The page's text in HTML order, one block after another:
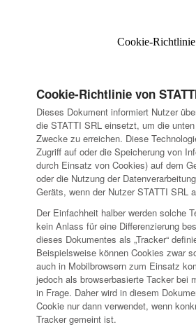
Cookie-Richtlinie
Cookie-Richtlinie von
Dieses Dokument informiert Nutzer
die STATTI SRL einsetzt, um die
Zwecke zu erreichen. Diese
Zugriff auf oder die Speicherung von
durch Einsatz von Cookies) auf dem
oder die Nutzung der
Geräts, wenn der Nutzer STATTI SRL
Der Einfachheit halber werden solche
kein Anlass für eine Differenzierung
dieses Dokumentes als „Tracker“
Beispielsweise können Cookies zwar
auch in Mobilbrowsern zum Einsatz
jedoch als browserbasierte Tacker bei
in Frage. Daher wird in diesem
Cookie nur dann verwendet, wenn
Tracker gemeint ist.